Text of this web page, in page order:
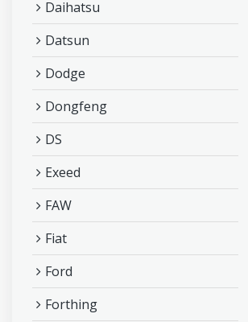
Daihatsu
Datsun
Dodge
Dongfeng
DS
Exeed
FAW
Fiat
Ford
Forthing